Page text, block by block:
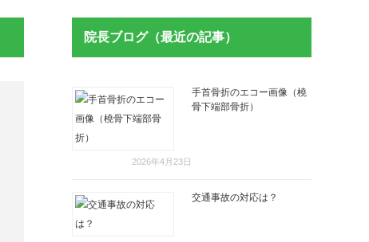
院長ブログ（最近の記事）
手首骨折のエコー画像（橈
骨下端部骨折）
2026年4月23日
交通事故の対応は？